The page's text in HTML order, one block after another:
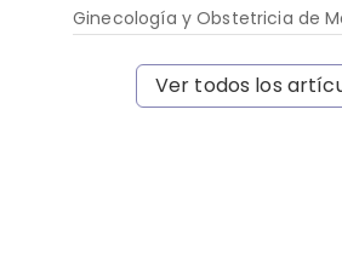
Ginecología y Obstetricia de
Ver todos los